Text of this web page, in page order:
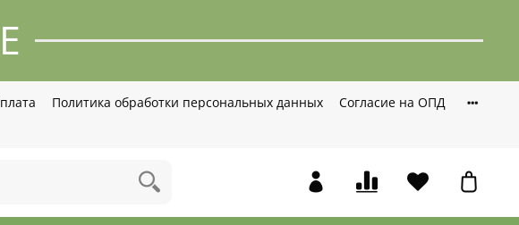
Политика обработки персональных данных Согласие на ОПД